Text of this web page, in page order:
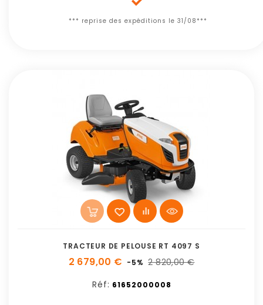
*** reprise des expéditions le 31/08***
TRACTEUR DE PELOUSE RT 4097 S
2 679,00 € -5% 2 820,00 €
Réf: 61652000008